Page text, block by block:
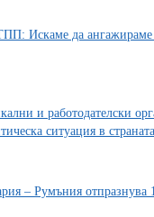
Искаме да
и работодателски
ситуация в страната
– Румъния отпразнува